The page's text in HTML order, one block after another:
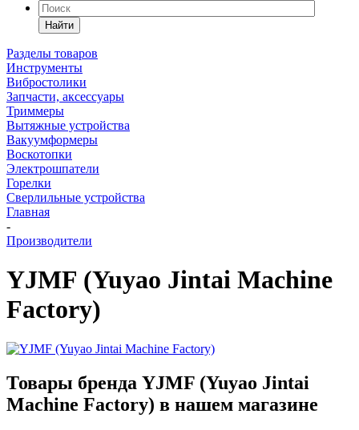
Найти
Разделы товаров
Инструменты
Вибростолики
Запчасти, аксессуары
Триммеры
Вытяжные устройства
Вакуумформеры
Воскотопки
Электрошпатели
Горелки
Сверлильные устройства
Главная
-
Производители
YJMF (Yuyao Jintai Machine
Factory)
Товары бренда YJMF (Yuyao Jintai
Machine Factory) в нашем магазине